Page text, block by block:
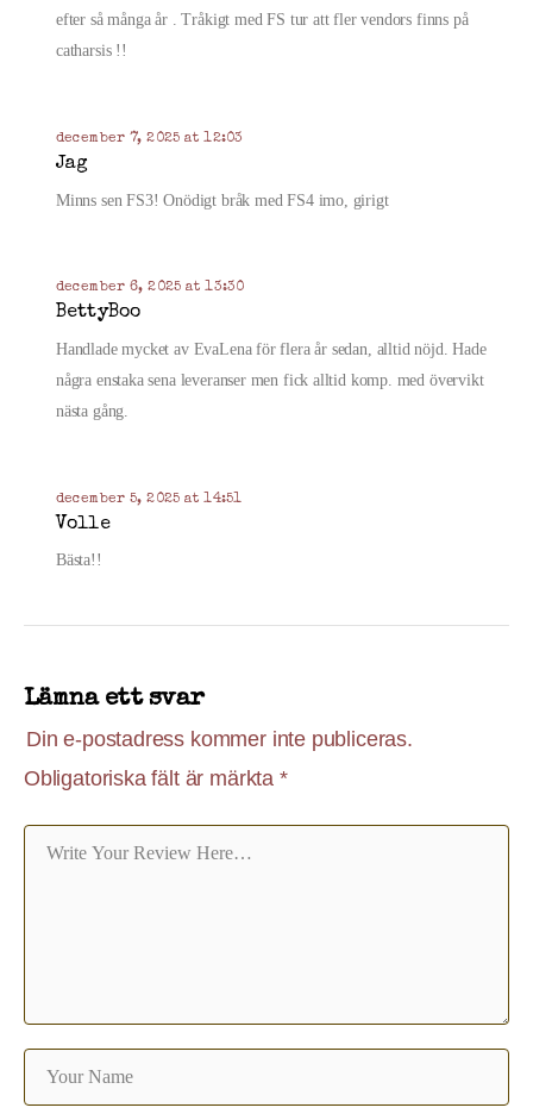
efter så många år . Tråkigt med FS tur att fler vendors finns på
catharsis !!
december 7, 2025 at 12:03
Jag
Minns sen FS3! Onödigt bråk med FS4 imo, girigt
december 6, 2025 at 13:30
BettyBoo
Handlade mycket av EvaLena för flera år sedan, alltid nöjd. Hade
några enstaka sena leveranser men fick alltid komp. med övervikt
nästa gång.
december 5, 2025 at 14:51
Volle
Bästa!!
Lämna ett svar
Din e-postadress kommer inte publiceras.
Obligatoriska fält är märkta *